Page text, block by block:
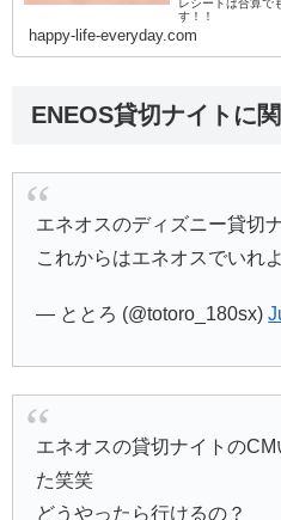
レシートは合算で
す！！
happy-life-everyday.com
ENEOS貸切ナイトに
エネオスのディズニー貸切
これからはエネオスでいれ
— ととろ (@totoro_180sx)
エネオスの貸切ナイトの
た笑笑
どうやったら行けるの？